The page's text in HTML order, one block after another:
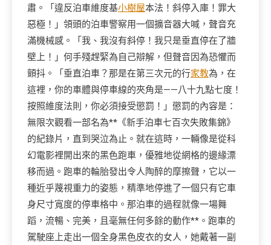
肅。「違反泊車維度基小樹屋本法！斜停入庫！罪大
惡極！」領頭的泊車警察用一個擴音器大喊，聲音充
滿機械感。「我、我沒有斜停！我只是垂直停在了牆
壁上！」何手殘趕緊為自己辯解，但聲音因為恐懼而
顫抖。「垂直泊車？那是在第三次元的行家教為，在
這裡，你的車體與停車線的夾角是——八十九點七度！
按照維度法則，你必須接受懲罰！」懲罰的內容是：
無限次觀看一部名為**《新手泊車七百次失敗集錦》
的紀錄片，直到哭泣為止。就在這時，一輛像是從科
幻電影裡開出來的黑色跑車，優雅地從網格的邊緣漂
移而過。跑車的輪胎發出令人陶醉的摩擦聲，它以一
種近乎蔑視重力的姿態，精準地停進了一個只有它車
身尺寸寬度的停車格中。那泊車的過程就像一場舞
蹈，流暢、完美，且毫無任何多餘的動作**。跑車的
駕駛座上走出一個全身黑色皮衣的女人，她戴著一副